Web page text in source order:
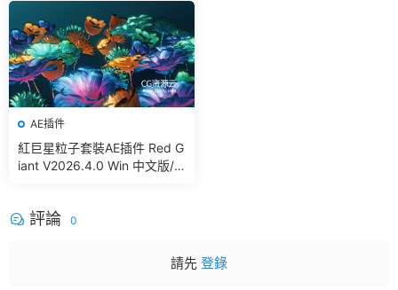
AE插件
紅巨星粒子套裝AE插件 Red G
iant V2026.4.0 Win 中文版/
評論 0
請先 登錄